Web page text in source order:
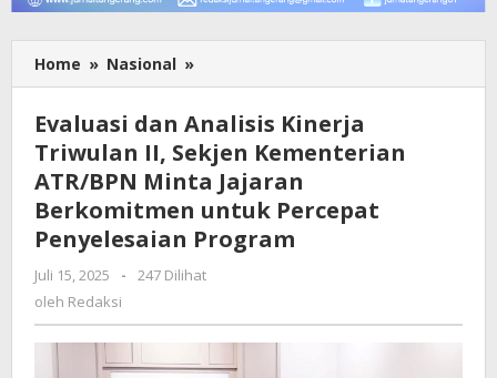
Home » Nasional »
dan
Kinerja
Triwulan
II,
Sekjen
ATR/BPN
Minta
Berkomitmen
untuk
Percepat
Evaluasi dan Analisis Kinerja
Triwulan II, Sekjen Kementerian
ATR/BPN Minta Jajaran
Berkomitmen untuk Percepat
Penyelesaian Program
Juli 15, 2025
oleh
-
247 Dilihat
oleh Redaksi